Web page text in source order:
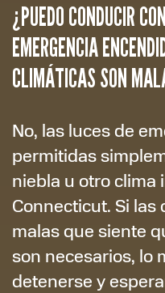
¿PUEDO CONDUCIR
EMERGENCIA
CLIMÁTICAS SON
No, las luces de
permitidas
niebla u otro clima
Connecticut. Si las
malas que siente
son necesarios, lo
detenerse y